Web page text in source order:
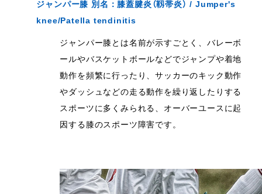
ジャンパー膝 別名：膝蓋腱炎（靱帯炎） / Jumper's
knee/Patella tendinitis
ジャンパー膝とは名前が示すごとく、バレーボ
ールやバスケットボールなどでジャンプや着地
動作を頻繁に行ったり、サッカーのキック動作
やダッシュなどの走る動作を繰り返したりする
スポーツに多くみられる、オーバーユースに起
因する膝のスポーツ障害です。